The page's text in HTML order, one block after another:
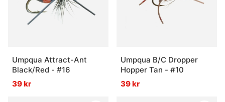
Umpqua Attract-Ant
Black/Red - #16
39 kr
Umpqua B/C Dropper
Hopper Tan - #10
39 kr